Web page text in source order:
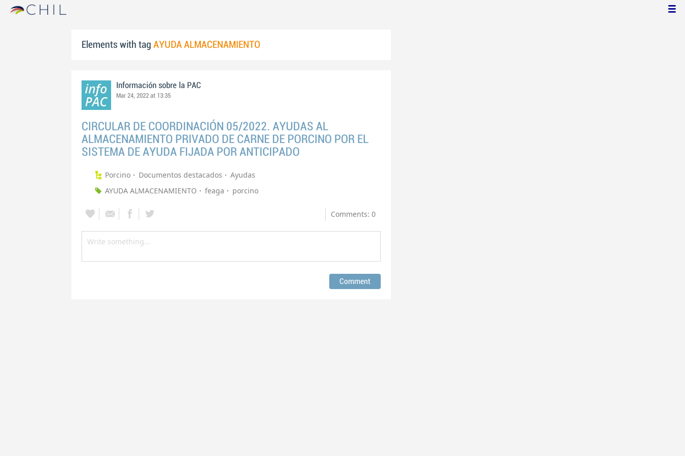
Elements with tag AYUDA ALMACENAMIENTO
Información sobre la PAC
Mar 24, 2022 at 13:35
CIRCULAR DE COORDINACIÓN 05/2022. AYUDAS AL
ALMACENAMIENTO PRIVADO DE CARNE DE PORCINO POR EL
SISTEMA DE AYUDA FIJADA POR ANTICIPADO
Porcino Documentos destacados
Ayudas
AYUDA ALMACENAMIENTO
feaga porcino
Comments: 0